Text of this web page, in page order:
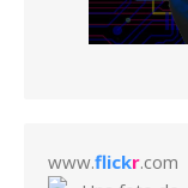
www.flickr.com